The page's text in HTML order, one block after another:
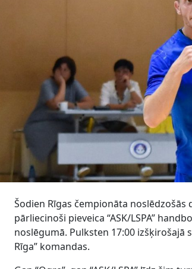
Šodien Rīgas čempionāta
pārliecinoši pieveica “ASK/LSPA”
noslēgumā. Pulksten 17:00 izšķirošajā
Rīga” komandas.